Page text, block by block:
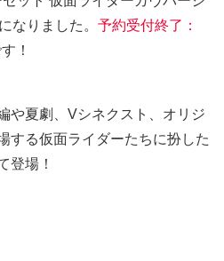
なりました。 予約受付終了：
！
や夏劇、Vシネクスト、オリジ
する仮面ライダーたちに扮した
登場！